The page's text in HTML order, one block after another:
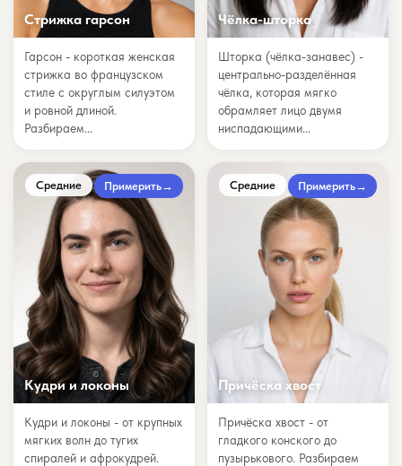
Стрижка гарсон
Гарсон - короткая женская
стрижка во французском
стиле с округлым силуэтом
и ровной длиной.
Разбираем...
Чёлка-шторка
Шторка (чёлка-занавес) -
центрально-разделённая
чёлка, которая мягко
обрамляет лицо двумя
ниспадающими...
Средние Примерить→
Кудри и локоны
Кудри и локоны - от крупных
мягких волн до тугих
спиралей и афрокудрей.
Средние Примерить→
Причёска хвост
Причёска хвост - от
гладкого конского до
пузырькового. Разбираем